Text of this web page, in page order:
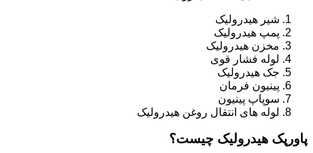
شیر هیدرولیک
پمپ هیدرولیک
مخزن هیدرولیک
لوله فشار قوی
جک هیدرولیک
پینیون فرمان
سوپاپ پینیون
لوله های انتقال روغن هیدرولیک
پاورپک هیدرولیک چیست؟